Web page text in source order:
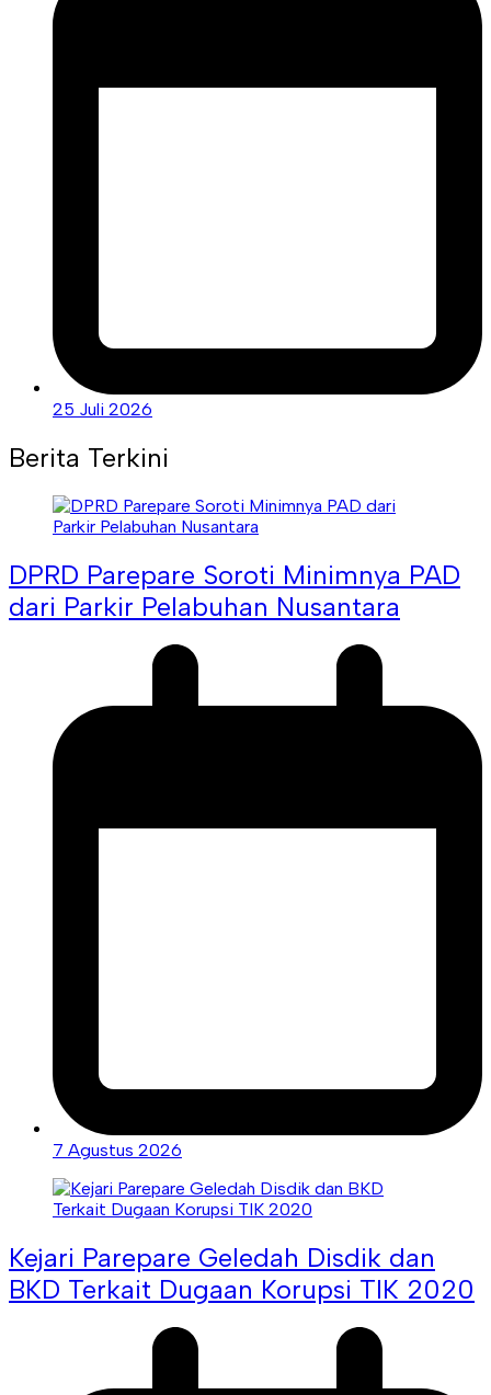
25 Juli 2026
Berita Terkini
DPRD Parepare Soroti Minimnya PAD
dari Parkir Pelabuhan Nusantara
7 Agustus 2026
Kejari Parepare Geledah Disdik dan
BKD Terkait Dugaan Korupsi TIK 2020